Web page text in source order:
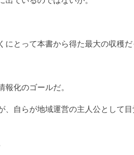
とって本書から得た最大の収穫だ
化のゴールだ。
、自らが地域運営の主人公として